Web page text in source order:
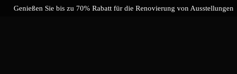
Genießen Sie bis zu 70% Rabatt für die Renovierung von Ausstellungen